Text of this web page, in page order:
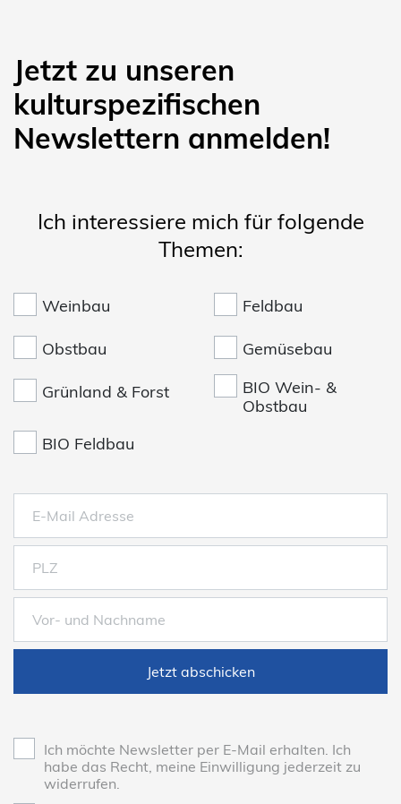
Jetzt zu unseren
kulturspezifischen
Newslettern anmelden!
Ich interessiere mich für folgende
Themen:
Weinbau Feldbau
Obstbau Gemüsebau
Grünland & Forst
BIO Wein- &
Obstbau
BIO Feldbau
Jetzt abschicken
Ich möchte Newsletter per E-Mail erhalten. Ich
habe das Recht, meine Einwilligung jederzeit zu
widerrufen.